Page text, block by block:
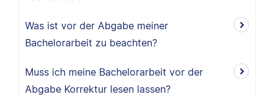
Was ist vor der Abgabe meiner
Bachelorarbeit zu beachten?
Muss ich meine Bachelorarbeit vor der
Abgabe Korrektur lesen lassen?